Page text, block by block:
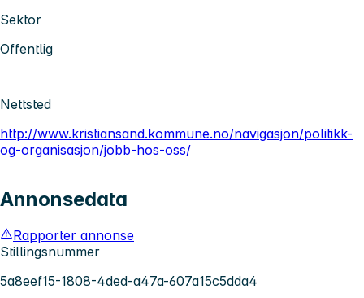
Sektor
Offentlig
Nettsted
http://www.kristiansand.kommune.no/navigasjon/politikk-
og-organisasjon/jobb-hos-oss/
Annonsedata
Rapporter annonse
Stillingsnummer
5a8eef15-1808-4ded-a47a-607a15c5dda4